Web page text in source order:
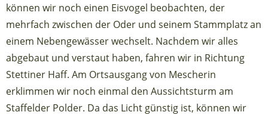
können wir noch einen Eisvogel beobachten, der
mehrfach zwischen der Oder und seinem Stammplatz an
einem Nebengewässer wechselt. Nachdem wir alles
abgebaut und verstaut haben, fahren wir in Richtung
Stettiner Haff. Am Ortsausgang von Mescherin
erklimmen wir noch einmal den Aussichtsturm am
Staffelder Polder. Da das Licht günstig ist, können wir